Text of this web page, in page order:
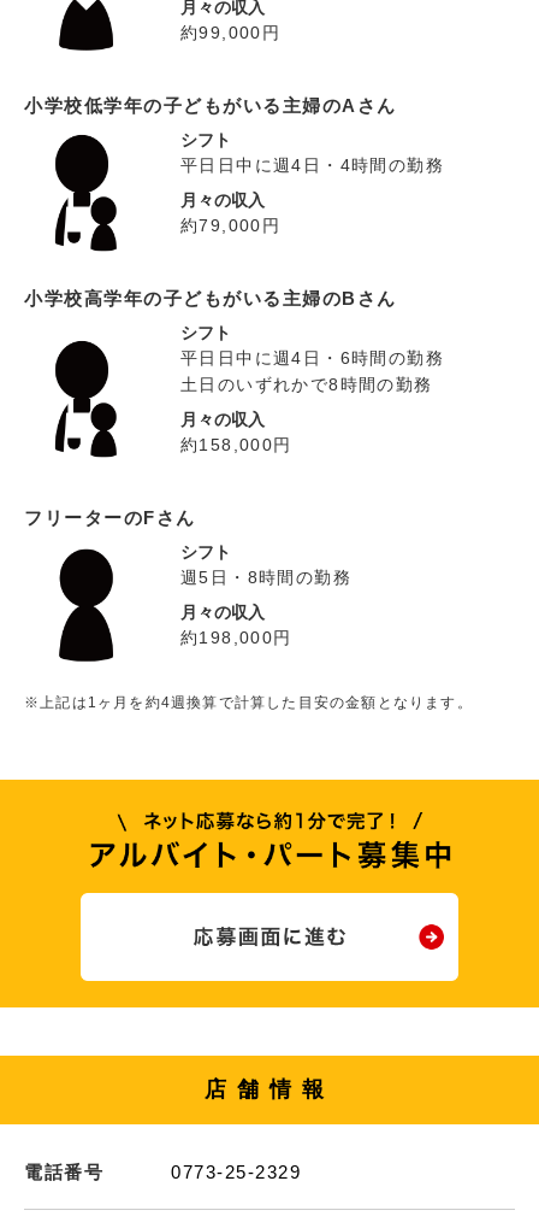
月々の収入
約99,000円
小学校低学年の子どもがいる主婦のAさん
シフト
平日日中に週4日・4時間の勤務
月々の収入
約79,000円
小学校高学年の子どもがいる主婦のBさん
シフト
平日日中に週4日・6時間の勤務
土日のいずれかで8時間の勤務
月々の収入
約158,000円
フリーターのFさん
シフト
週5日・8時間の勤務
月々の収入
約198,000円
※上記は1ヶ月を約4週換算で計算した目安の金額となります。
店舗情報
電話番号 0773-25-2329